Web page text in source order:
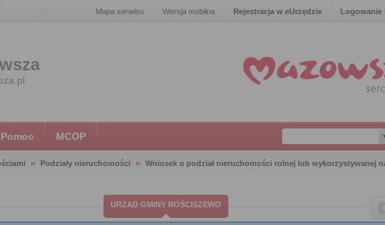
Mapa serwisu Wersja mobilna Rejestracja w eUrzędzie Logowanie
Pomoc MCOP
Podziały nieruchomości
Wniosek o podział nieruchomości rolnej lub wykorzystywanej
URZĄD GMINY ROŚCISZEWO